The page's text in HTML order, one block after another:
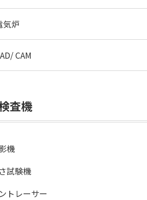
気炉
CAM
査機
機
試験機
トレーサー